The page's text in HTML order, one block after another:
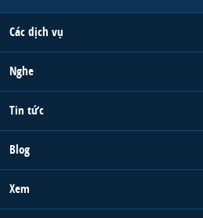
Các dịch vụ
Nghe
Tin tức
Blog
Xem